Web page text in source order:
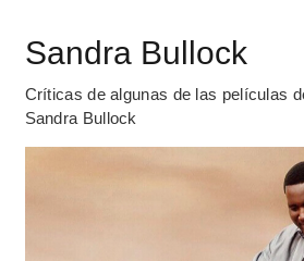
Sandra Bullock
Críticas de algunas de las películas
Sandra Bullock